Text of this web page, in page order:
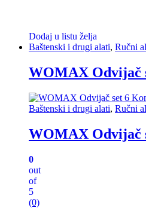
Dodaj u listu želja
Baštenski i drugi alati, Ručni
WOMAX Odvijač
Baštenski i drugi alati, Ručni
WOMAX Odvijač
0
out
of
5
(0)